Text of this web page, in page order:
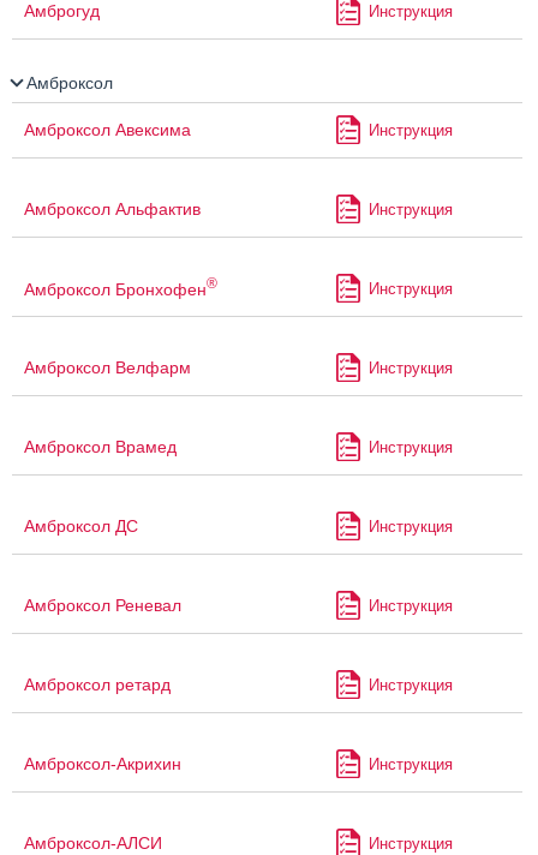
Амброгуд Инструкция
Амброксол
Амброксол Авексима Инструкция
Амброксол Альфактив Инструкция
Амброксол Бронхофен® Инструкция
Амброксол Велфарм Инструкция
Амброксол Врамед Инструкция
Амброксол ДС Инструкция
Амброксол Реневал Инструкция
Амброксол ретард Инструкция
Амброксол-Акрихин Инструкция
Амброксол-АЛСИ Инструкция